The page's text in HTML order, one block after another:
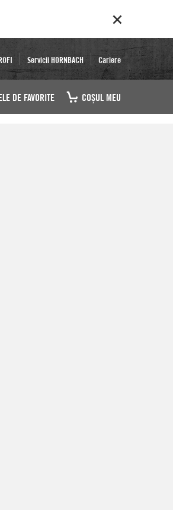
Servicii HORNBACH Cariere
DE FAVORITE COŞUL MEU